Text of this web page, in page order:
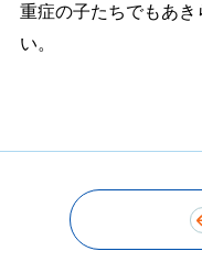
重症の子たちでもあ
い。